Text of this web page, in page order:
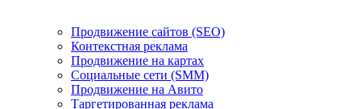
Продвижение сайтов (SEO)
Контекстная реклама
Продвижение на картах
Социальные сети (SMM)
Продвижение на Авито
Таргетированная реклама